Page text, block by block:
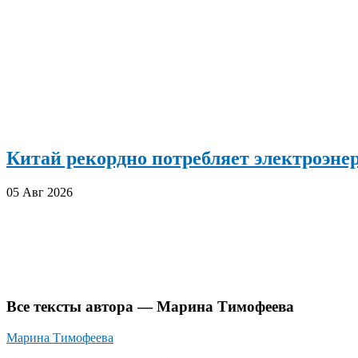
Китай рекордно потребляет
05 Авг 2026
Все тексты автора — Марина Тимофеева
Марина Тимофеева